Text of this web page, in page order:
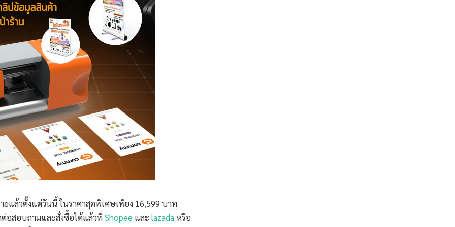
ยแล้วตั้งแต่วันนี้ ในราคาสุดพิเศษเพียง 16,599 บาท
อสอบถามและสั่งซื้อได้แล้วที่Shopee และ lazadaหรือ